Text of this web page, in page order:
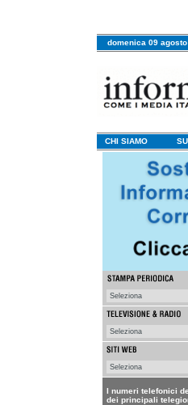
domenica 09
CHI SIAMO
I numeri telefonici
dei principali